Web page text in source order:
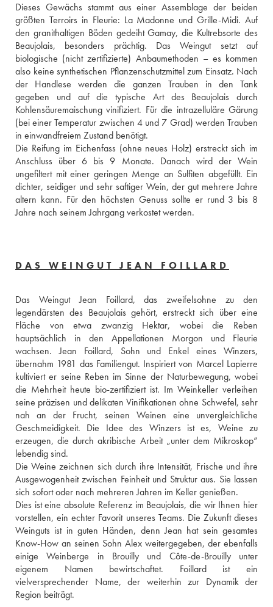
Dieses Gewächs stammt aus einer Assemblage der beiden
größten Terroirs in Fleurie: La Madonne und Grille-Midi. Auf
den granithaltigen Böden gedeiht Gamay, die Kultrebsorte des
Beaujolais, besonders prächtig. Das Weingut setzt auf
biologische (nicht zertifizierte) Anbaumethoden – es kommen
also keine synthetischen Pflanzenschutzmittel zum Einsatz. Nach
der Handlese werden die ganzen Trauben in den Tank
gegeben und auf die typische Art des Beaujolais durch
Kohlensäuremaischung vinifiziert. Für die intrazelluläre Gärung
(bei einer Temperatur zwischen 4 und 7 Grad) werden Trauben
in einwandfreiem Zustand benötigt.
Die Reifung im Eichenfass (ohne neues Holz) erstreckt sich im
Anschluss über 6 bis 9 Monate. Danach wird der Wein
ungefiltert mit einer geringen Menge an Sulfiten abgefüllt. Ein
dichter, seidiger und sehr saftiger Wein, der gut mehrere Jahre
altern kann. Für den höchsten Genuss sollte er rund 3 bis 8
Jahre nach seinem Jahrgang verkostet werden.
DAS WEINGUT JEAN FOILLARD
Das Weingut Jean Foillard, das zweifelsohne zu den
legendärsten des Beaujolais gehört, erstreckt sich über eine
Fläche von etwa zwanzig Hektar, wobei die Reben
hauptsächlich in den Appellationen Morgon und Fleurie
wachsen. Jean Foillard, Sohn und Enkel eines Winzers,
übernahm 1981 das Familiengut. Inspiriert von Marcel Lapierre
kultiviert er seine Reben im Sinne der Naturbewegung, wobei
die Mehrheit heute bio-zertifiziert ist. Im Weinkeller verleihen
seine präzisen und delikaten Vinifikationen ohne Schwefel, sehr
nah an der Frucht, seinen Weinen eine unvergleichliche
Geschmeidigkeit. Die Idee des Winzers ist es, Weine zu
erzeugen, die durch akribische Arbeit „unter dem Mikroskop“
lebendig sind.
Die Weine zeichnen sich durch ihre Intensität, Frische und ihre
Ausgewogenheit zwischen Feinheit und Struktur aus. Sie lassen
sich sofort oder nach mehreren Jahren im Keller genießen.
Dies ist eine absolute Referenz im Beaujolais, die wir Ihnen hier
vorstellen, ein echter Favorit unseres Teams. Die Zukunft dieses
Weinguts ist in guten Händen, denn Jean hat sein gesamtes
Know-How an seinen Sohn Alex weitergegeben, der ebenfalls
einige Weinberge in Brouilly und Côte-de-Brouilly unter
eigenem Namen bewirtschaftet. Foillard ist ein
vielversprechender Name, der weiterhin zur Dynamik der
Region beiträgt.